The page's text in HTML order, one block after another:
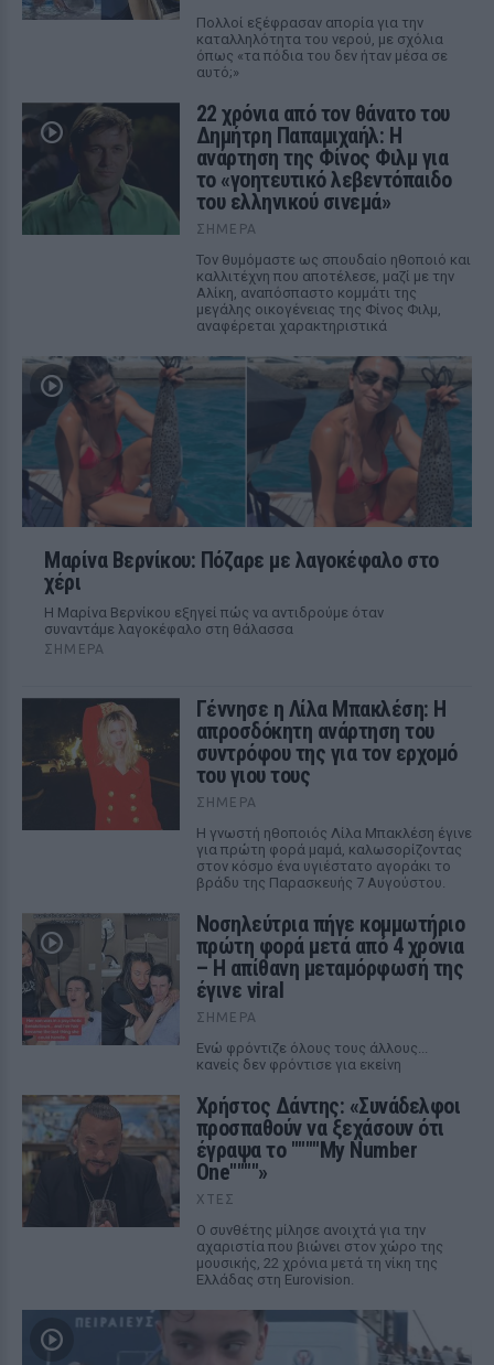
Πολλοί εξέφρασαν απορία για την
καταλληλότητα του νερού, με σχόλια
όπως «τα πόδια του δεν ήταν μέσα σε
αυτό;»
22 χρόνια από τον θάνατο του
Δημήτρη Παπαμιχαήλ: Η
ανάρτηση της Φίνος Φιλμ για
το «γοητευτικό λεβεντόπαιδο
του ελληνικού σινεμά»
ΣΉΜΕΡΑ
Τον θυμόμαστε ως σπουδαίο ηθοποιό και
καλλιτέχνη που αποτέλεσε, μαζί με την
Αλίκη, αναπόσπαστο κομμάτι της
μεγάλης οικογένειας της Φίνος Φιλμ,
αναφέρεται χαρακτηριστικά
Μαρίνα Βερνίκου: Πόζαρε με λαγοκέφαλο στο
χέρι
Η Μαρίνα Βερνίκου εξηγεί πώς να αντιδρούμε όταν
συναντάμε λαγοκέφαλο στη θάλασσα
ΣΉΜΕΡΑ
Γέννησε η Λίλα Μπακλέση: Η
απροσδόκητη ανάρτηση του
συντρόφου της για τον ερχομό
του γιου τους
ΣΉΜΕΡΑ
Η γνωστή ηθοποιός Λίλα Μπακλέση έγινε
για πρώτη φορά μαμά, καλωσορίζοντας
στον κόσμο ένα υγιέστατο αγοράκι το
βράδυ της Παρασκευής 7 Αυγούστου.
Νοσηλεύτρια πήγε κομμωτήριο
πρώτη φορά μετά από 4 χρόνια
– Η απίθανη μεταμόρφωσή της
έγινε viral
ΣΉΜΕΡΑ
Ενώ φρόντιζε όλους τους άλλους...
κανείς δεν φρόντισε για εκείνη
Χρήστος Δάντης: «Συνάδελφοι
προσπαθούν να ξεχάσουν ότι
έγραψα το """"My Number
One""""»
ΧΤΕΣ
Ο συνθέτης μίλησε ανοιχτά για την
αχαριστία που βιώνει στον χώρο της
μουσικής, 22 χρόνια μετά τη νίκη της
Ελλάδας στη Eurovision.